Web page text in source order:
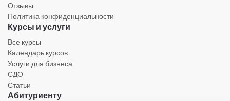
Отзывы
Политика конфиденциальности
Курсы и услуги
Все курсы
Календарь курсов
Услуги для бизнеса
СДО
Статьи
Абитуриенту